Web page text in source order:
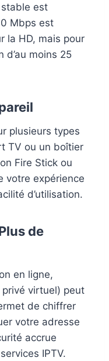
est
Mbps est
la HD, mais pour
d’au moins 25
plusieurs types
TV ou un boîtier
Fire Stick ou
votre expérience
d’utilisation.
de
en ligne,
privé virtuel) peut
de chiffrer
votre adresse
accrue
IPTV.